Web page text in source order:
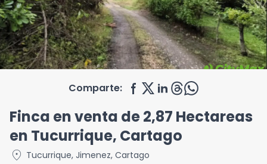
Comparte:
Finca en venta de 2,87 Hectareas
en Tucurrique, Cartago
location_on Tucurrique, Jimenez, Cartago